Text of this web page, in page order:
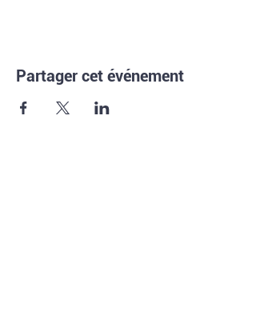
Partager cet événement